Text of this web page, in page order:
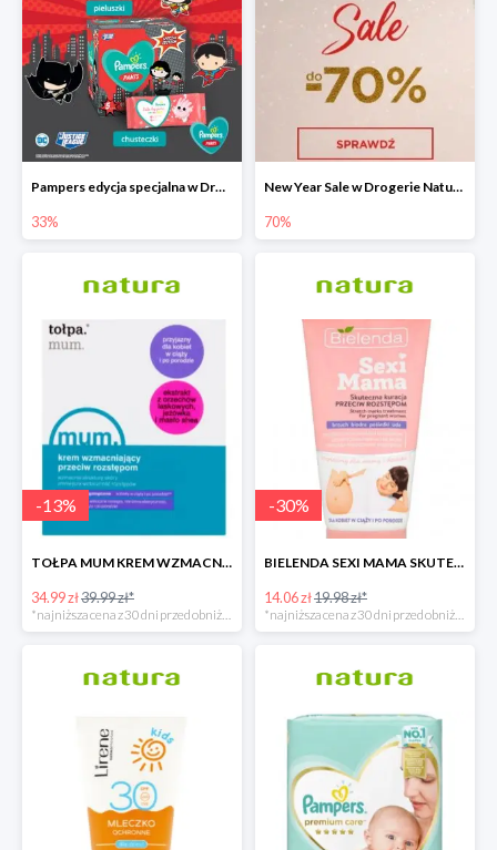
Pampers edycja specjalna w Drogerie Natura do -33%
33%
New Year Sale w Drogerie Natura do -70%
70%
-13%
TOŁPA MUM KREM WZMACNIAJĄCY PRZECIW ROZSTĘPOM
34.99 zł39.99 zł*
*najniższa cena z 30 dni przed obniżką
-30%
BIELENDA SEXI MAMA SKUTECZNA KURACJA PRZECIW ROZSTĘPOM
14.06 zł19.98 zł*
*najniższa cena z 30 dni przed obniżką